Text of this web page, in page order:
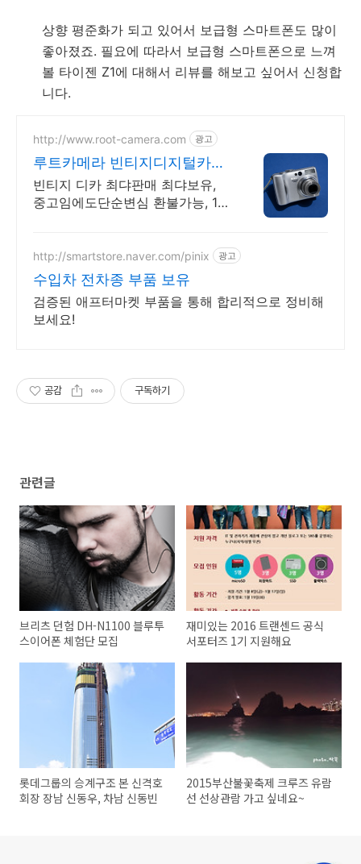
상향 평준화가 되고 있어서 보급형 스마트폰도 많이
좋아졌죠. 필요에 따라서 보급형 스마트폰으로 느껴
볼 타이젠 Z1에 대해서 리뷰를 해보고 싶어서 신청합
니다.
http://www.root-camera.com 광고
루트카메라 빈티지디지털카메
라 빈티지 디카 디지털카메라
빈티지 디카 최댜판매 최댜보유,
중고임에도단순변심 환불가능, 1개
http://smartstore.naver.com/pinix 광고
수입차 전차종 부품 보유
검증된 애프터마켓 부품을 통해 합리적으로 정비해
보세요!
공감 구독하기
관련글
브리츠 던험 DH-N1100 블루투
스이어폰 체험단 모집
재미있는 2016 트랜센드 공식
서포터즈 1기 지원해요
롯데그룹의 승계구조 본 신격호
회장 장남 신동우, 차남 신동빈
2015부산불꽃축제 크루즈 유람
선 선상관람 가고 싶네요~